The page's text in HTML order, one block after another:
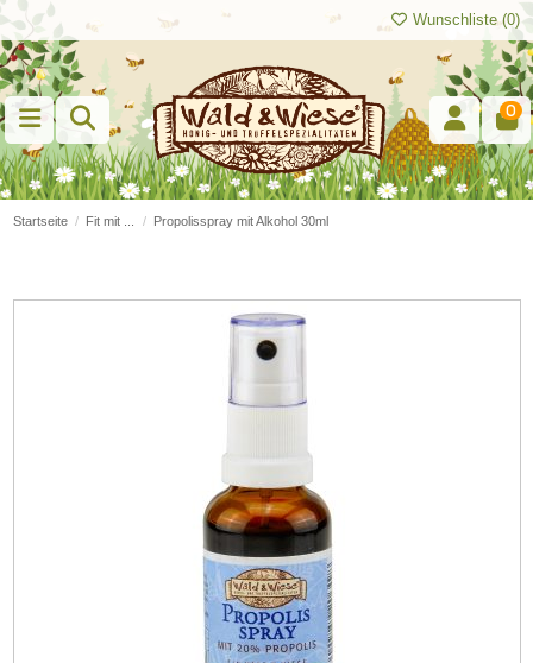
Wunschliste (0)
0
Startseite Fit mit ... Propolisspray mit Alkohol 30ml